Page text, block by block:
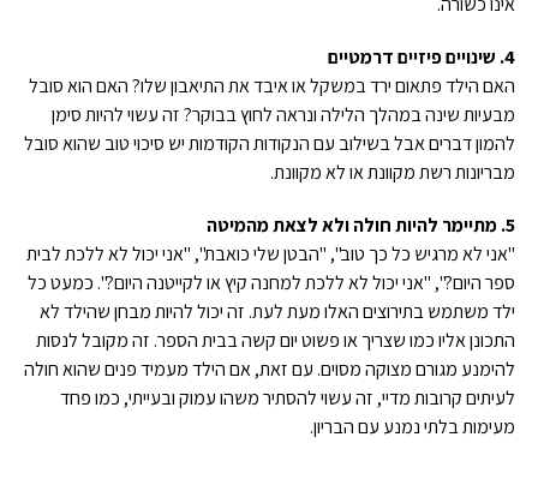
4. שינויים פיזיים דרמטיים
האם הילד פתאום ירד במשקל או איבד את התיאבון שלו? האם הוא סובל
מבעיות שינה במהלך הלילה ונראה לחוץ בבוקר? זה עשוי להיות סימן
להמון דברים אבל בשילוב עם הנקודות הקודמות יש סיכוי טוב שהוא סובל
מבריונות רשת מקוונת או לא מקוונת.
5. מתיימר להיות חולה ולא לצאת מהמיטה
"אני לא מרגיש כל כך טוב", "הבטן שלי כואבת", "אני יכול לא ללכת לבית
ספר היום?", "אני יכול לא ללכת למחנה קיץ או לקייטנה היום?". כמעט כל
ילד משתמש בתירוצים האלו מעת לעת. זה יכול להיות מבחן שהילד לא
התכונן אליו כמו שצריך או פשוט יום קשה בבית הספר. זה מקובל לנסות
להימנע מגורם מצוקה מסוים. עם זאת, אם הילד מעמיד פנים שהוא חולה
לעיתים קרובות מדיי, זה עשוי להסתיר משהו עמוק ובעייתי, כמו פחד
מעימות בלתי נמנע עם הבריון.